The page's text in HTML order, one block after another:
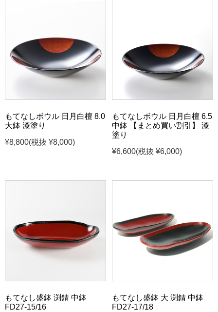
もてなしボウル 日月白檀 8.0
大鉢 漆塗り
¥8,800(税抜 ¥8,000)
もてなしボウル 日月白檀 6.5
中鉢 【まとめ買い割引】 漆
塗り
¥6,600(税抜 ¥6,000)
もてなし盛鉢 渕錆 中鉢
FD27-15/16
もてなし盛鉢 大 渕錆 中鉢
FD27-17/18